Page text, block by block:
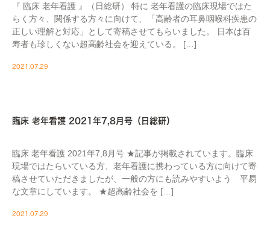
『 臨床 老年看護 』（日総研） 特に 老年看護の臨床現場ではた
らく方々、関係する方々に向けて、「高齢者の耳鼻咽喉科疾患の
正しい理解と対応」として寄稿させてもらいました。 日本は百
寿者も珍しくない超高齢社会を迎えている。 […]
2021.07.29
臨床 老年看護 2021年7,8月号（日総研）
臨床 老年看護 2021年7,8月号 ★記事が掲載されています。臨床
現場ではたらいている方、老年看護に携わっている方に向けて寄
稿させていただきましたが、一般の方にも読みやすいよう 平易
な文章にしています。 ★超高齢社会を […]
2021.07.29